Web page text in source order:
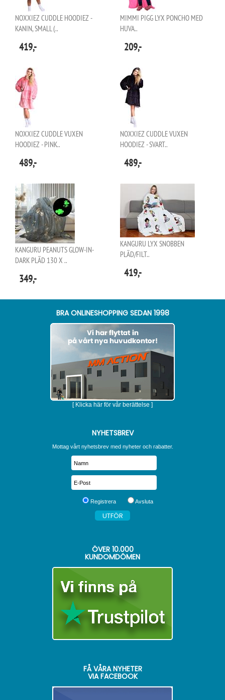
NOXXIEZ CUDDLE HOODIEZ -
KANIN, SMALL (..
419,-
MIMMI PIGG LYX PONCHO MED
HUVA..
209,-
NOXXIEZ CUDDLE VUXEN
HOODIEZ - PINK..
489,-
NOXXIEZ CUDDLE VUXEN
HOODIEZ - SVART..
489,-
KANGURU PEANUTS GLOW-IN-
DARK PLÄD 130 X ..
349,-
KANGURU LYX SNOBBEN
PLÄD/FILT..
419,-
BRA ONLINESHOPPING SEDAN 1998
[ Klicka här för vår berättelse ]
NYHETSBREV
Mottag vårt nyhetsbrev med nyheter och rabatter.
Registrera Avsluta
ÖVER 10.000
KUNDOMDÖMEN
FÅ VÅRA NYHETER
VIA FACEBOOK